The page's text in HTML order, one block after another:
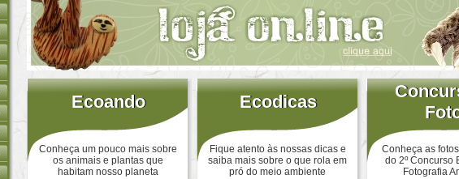
Ecoando
Ecoando
Conheça um pouco mais sobre
os animais e plantas que
habitam nosso planeta
Ecodicas
Ecodicas
Fique atento às nossas dicas e
saiba mais sobre o que rola em
pró do meio ambiente
Conheça as
do 2º Concurso
Fotografia